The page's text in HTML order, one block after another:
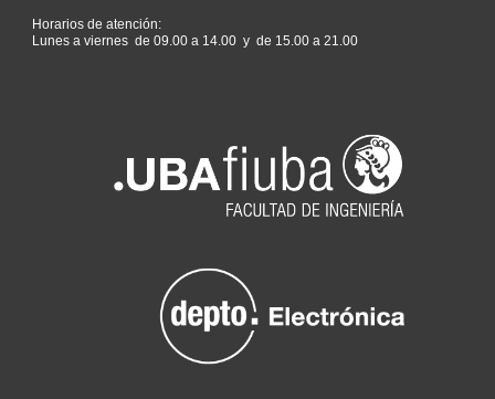
Horarios de atención:
Lunes a viernes de 09.00 a 14.00 y de 15.00 a 21.00